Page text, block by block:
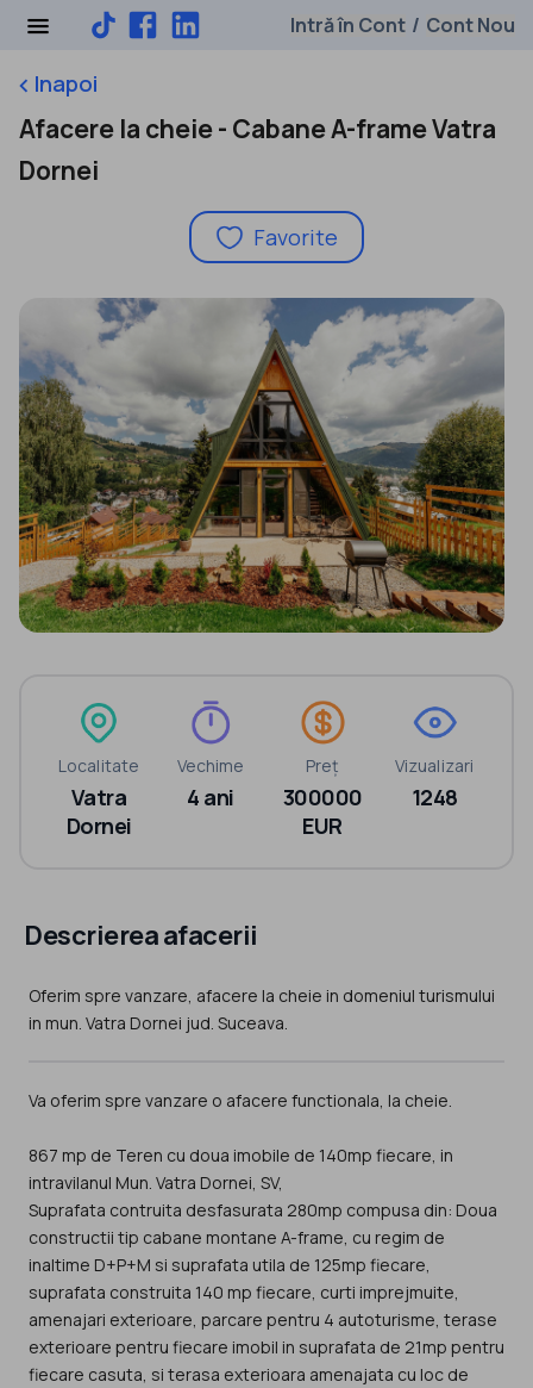
Intră în Cont / Cont Nou
keyboard_arrow_leftInapoi
Afacere la cheie - Cabane A-frame Vatra
Dornei
Favorite
Localitate
Vatra
Dornei
Vechime
4 ani
Preț
300000
EUR
Vizualizari
1248
Descrierea afacerii
Oferim spre vanzare, afacere la cheie in domeniul turismului
in mun. Vatra Dornei jud. Suceava.
Va oferim spre vanzare o afacere functionala, la cheie.
867 mp de Teren cu doua imobile de 140mp fiecare, in
intravilanul Mun. Vatra Dornei, SV,
Suprafata contruita desfasurata 280mp compusa din: Doua
constructii tip cabane montane A-frame, cu regim de
inaltime D+P+M si suprafata utila de 125mp fiecare,
suprafata construita 140 mp fiecare, curti imprejmuite,
amenajari exterioare, parcare pentru 4 autoturisme, terase
exterioare pentru fiecare imobil in suprafata de 21mp pentru
fiecare casuta, si terasa exterioara amenajata cu loc de